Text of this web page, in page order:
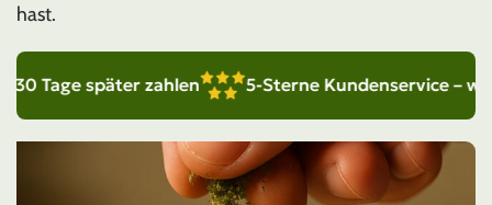
hast.
später zahlen 5-Sterne Kundenservice – wir